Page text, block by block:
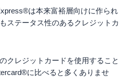
は本来富裕層向けに作られ
ステータス性のあるクレジットカ
クレジットカードを使用すること
に比べると多くありませ